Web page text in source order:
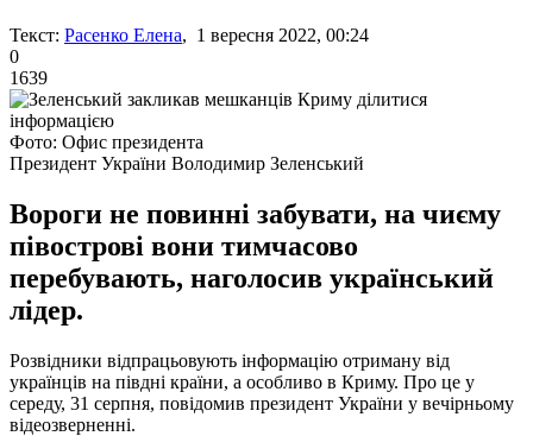
Текст: Расенко Елена, 1 вересня 2022, 00:24
0
1639
Фото: Офис президента
Президент України Володимир Зеленський
Вороги не повинні забувати, на чиєму
півострові вони тимчасово
перебувають, наголосив український
лідер.
Розвідники відпрацьовують інформацію отриману від
українців на півдні країни, а особливо в Криму. Про це у
середу, 31 серпня, повідомив президент України у вечірньому
відеозверненні.